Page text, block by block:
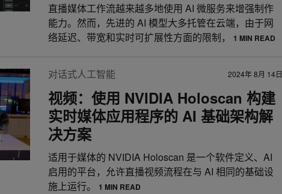
直播媒体工作流越来越多地使用 AI 微服务来增强制作
能力。然而，先进的 AI 模型大多托管在云端，由于网
络延迟、带宽和实时可扩展性方面的限制，
1 MIN READ
对话式人工智能 2024年 8月 14日
视频：使用 NVIDIA Holoscan 构建
实时媒体应用程序的 AI 基础架构解
决方案
适用于媒体的 NVIDIA Holoscan 是一个软件定义、AI
启用的平台，允许直播视频流程在与 AI 相同的基础设
施上运行。
1 MIN READ